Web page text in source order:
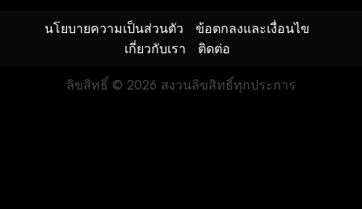
นโยบายความเป็นส่วนตัว
ข้อตกลงและเงื่อนไข
เกี่ยวกับเรา
ติดต่อ
ลิขสิทธิ์ © 2026 สงวนลิขสิทธิ์ทุกประการ